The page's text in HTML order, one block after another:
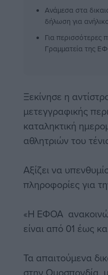
Ανάμεσα στα
δήλωση για
Για περισσότερες
Γραμματεία της
Ξεκίνησε η
μετεγγραφικής
καταληκτική
αθλητριών του
Αξίζει να
πληροφορίες για
«Η ΕΦΟΑ
είναι από 01 έως
Τα απαιτούμενα